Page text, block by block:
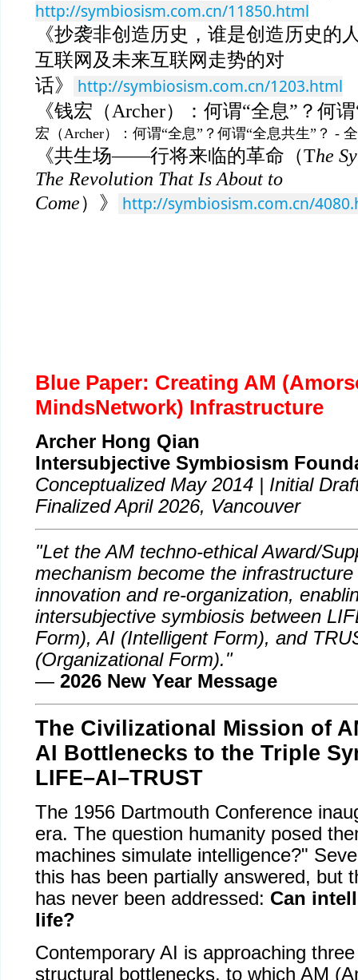
http://symbiosism.com.cn/11850.html
《抄袭非创造历史，谁是创造历史
互联网及未来互联网走势的对
话》
http://symbiosism.com.cn/1203.html
《钱宏（Archer）：何谓“全息”？何
宏（Archer）：何谓“全息”？何谓“全息共生”？ -
《共生场——行将来临的革命（The
The Revolution That Is About to
Come）》 http://symbiosism.com.cn/
Blue Paper: Creating AM
MindsNetwork) Infrastructure
Archer Hong Qian
Intersubjective Symbiosism
Conceptualized May 2014 | Initial
Finalized April 2026, Vancouver
"Let the AM techno-ethical Award/
mechanism become the
innovation and re-organization,
intersubjective symbiosis between
Form), AI (Intelligent Form), and
(Organizational Form)."
— 2026 New Year Message
The Civilizational Mission of
AI Bottlenecks to the Triple
LIFE–AI–TRUST
The 1956 Dartmouth Conference
era. The question humanity posed
machines simulate intelligence?"
this has been partially answered, but
has never been addressed: Can
life?
Contemporary AI is approaching
structural bottlenecks, to which AM